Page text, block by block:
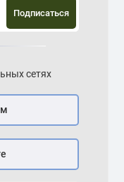
Подписаться
сетях